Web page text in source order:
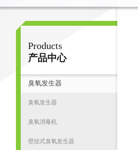
南京皇明臭氧机电设备厂
Products
产品中心
臭氧发生器
臭氧发生器
臭氧消毒机
壁挂式臭氧发生器